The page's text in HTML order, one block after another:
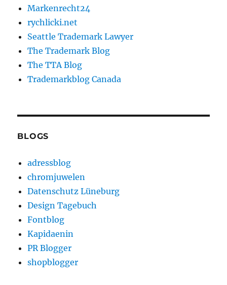
Markenrecht24
rychlicki.net
Seattle Trademark Lawyer
The Trademark Blog
The TTA Blog
Trademarkblog Canada
BLOGS
adressblog
chromjuwelen
Datenschutz Lüneburg
Design Tagebuch
Fontblog
Kapidaenin
PR Blogger
shopblogger